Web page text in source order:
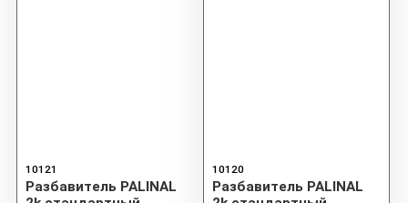
10121
Разбавитель PALINAL
10120
Разбавитель PALINAL